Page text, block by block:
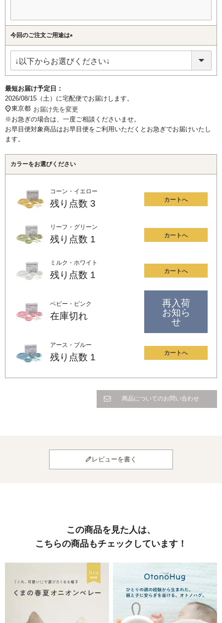
今回のご注文ご用途は
(必
須)
最短お届け予定日：
2026/08/15（土） に宅配便でお届けします。
東京都 お届け先を変更
※お急ぎの場合は、一度ご相談くださいませ。
お早目便対象商品はお早目便をご利用いただくとお急ぎでお届けいたし
ます。
カラーをお選びください
コーン・イエロー
残り点数 3 カートへ
リーフ・グリーン
残り点数 1 カートへ
ミルク・ホワイト
残り点数 1 カートへ
ベビー・ピンク
在庫切れ
再入荷
お知ら
せ
アース・ブルー
残り点数 1 カートへ
商品についてのお問い合わせ
レビューを書く
この商品を見た人は、
こちらの商品もチェックしています！